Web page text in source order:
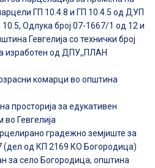
ГП 10.4.8 и ГП 10.4.5 од ДУП
Одлука број 07-1667/1 од 12 и
Гевгелија со технички број
изработен од ДПУ,,ПЛАН
комарци во општина
просторија за едукативен
Гевгелија
градежно земјиште за
(дел од КП 2169 КО Богородица)
за село Богородица, општина